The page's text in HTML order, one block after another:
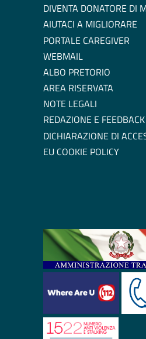
DIVENTA DONATORE DI
AIUTACI A MIGLIORARE
PORTALE CAREGIVER
WEBMAIL
ALBO PRETORIO
AREA RISERVATA
NOTE LEGALI
REDAZIONE E FEEDBACK
DICHIARAZIONE DI
EU COOKIE POLICY